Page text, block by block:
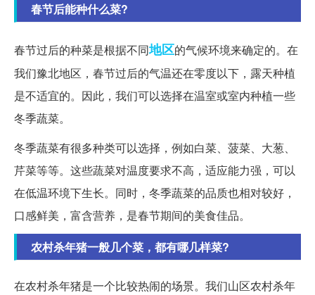
春节后能种什么菜?
春节过后的种菜是根据不同地区的气候环境来确定的。在
我们豫北地区，春节过后的气温还在零度以下，露天种植
是不适宜的。因此，我们可以选择在温室或室内种植一些
冬季蔬菜。
冬季蔬菜有很多种类可以选择，例如白菜、菠菜、大葱、
芹菜等等。这些蔬菜对温度要求不高，适应能力强，可以
在低温环境下生长。同时，冬季蔬菜的品质也相对较好，
口感鲜美，富含营养，是春节期间的美食佳品。
农村杀年猪一般几个菜，都有哪几样菜?
在农村杀年猪是一个比较热闹的场景。我们山区农村杀年